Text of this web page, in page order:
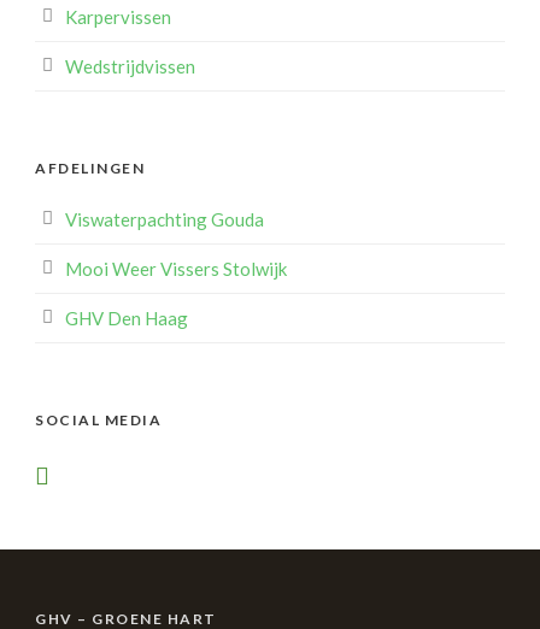
Karpervissen
Wedstrijdvissen
AFDELINGEN
Viswaterpachting Gouda
Mooi Weer Vissers Stolwijk
GHV Den Haag
SOCIAL MEDIA
GHV – GROENE HART